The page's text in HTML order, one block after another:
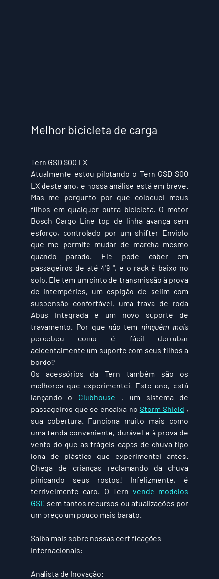
Melhor bicicleta de carga
Tern GSD S00 LX
Atualmente estou pilotando o Tern GSD S00
LX deste ano, e nossa análise está em breve.
Mas me pergunto por que coloquei meus
filhos em qualquer outra bicicleta. O motor
Bosch Cargo Line top de linha avança sem
esforço, controlado por um shifter Enviolo
que me permite mudar de marcha mesmo
quando parado. Ele pode caber em
passageiros de até 4'9 ", e o rack é baixo no
solo. Ele tem um cinto de transmissão à prova
de intempéries, um espigão de selim com
suspensão confortável, uma trava de roda
Abus integrada e um novo suporte de
travamento. Por que não tem ninguém mais
percebeu como é fácil derrubar
acidentalmente um suporte com seus filhos a
bordo?
Os acessórios da Tern também são os
melhores que experimentei. Este ano, está
lançando o Clubhouse , um sistema de
passageiros que se encaixa no Storm Shield ,
sua cobertura. Funciona muito mais como
uma tenda conveniente, durável e à prova de
vento do que as frágeis capas de chuva tipo
lona de plástico que experimentei antes.
Chega de crianças reclamando da chuva
pinicando seus rostos! Infelizmente, é
terrivelmente caro. O Tern vende modelos
GSD sem tantos recursos ou atualizações por
um preço um pouco mais barato.
Saiba mais sobre nossas certificações
internacionais:
Analista de Inovação: